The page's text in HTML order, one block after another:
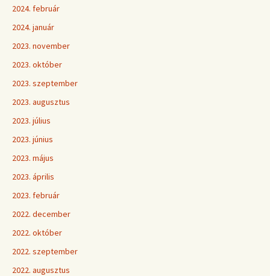
2024. február
2024. január
2023. november
2023. október
2023. szeptember
2023. augusztus
2023. július
2023. június
2023. május
2023. április
2023. február
2022. december
2022. október
2022. szeptember
2022. augusztus